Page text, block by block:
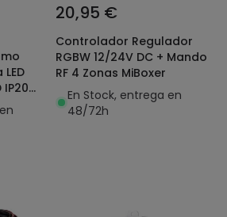
IP20
20,95 €
Controlador Regulador
RGBW 12/24V DC + Mando
RF 4 Zonas MiBoxer
En Stock, entrega en
48/72h